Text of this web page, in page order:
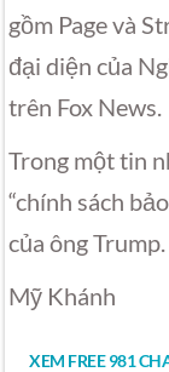
gồm Page và
đại diện của
trên Fox News.
Trong một tin
“chính sách
của ông Trump.
Mỹ Khánh
XEM FREE 981